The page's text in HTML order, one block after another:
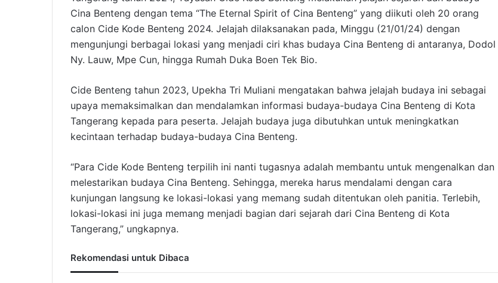
Cina Benteng dengan tema “The Eternal Spirit of Cina Benteng” yang diikuti oleh 20 orang
calon Cide Kode Benteng 2024. Jelajah dilaksanakan pada, Minggu (21/01/24) dengan
mengunjungi berbagai lokasi yang menjadi ciri khas budaya Cina Benteng di antaranya, Dodol
Ny. Lauw, Mpe Cun, hingga Rumah Duka Boen Tek Bio.
Cide Benteng tahun 2023, Upekha Tri Muliani mengatakan bahwa jelajah budaya ini sebagai
upaya memaksimalkan dan mendalamkan informasi budaya-budaya Cina Benteng di Kota
Tangerang kepada para peserta. Jelajah budaya juga dibutuhkan untuk meningkatkan
kecintaan terhadap budaya-budaya Cina Benteng.
“Para Cide Kode Benteng terpilih ini nanti tugasnya adalah membantu untuk mengenalkan dan
melestarikan budaya Cina Benteng. Sehingga, mereka harus mendalami dengan cara
kunjungan langsung ke lokasi-lokasi yang memang sudah ditentukan oleh panitia. Terlebih,
lokasi-lokasi ini juga memang menjadi bagian dari sejarah dari Cina Benteng di Kota
Tangerang,” ungkapnya.
Rekomendasi untuk Dibaca